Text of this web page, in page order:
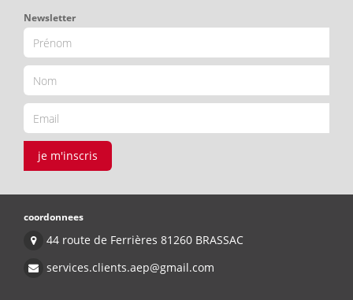
Newsletter
je m'inscris
coordonnees
44 route de Ferrières 81260 BRASSAC
services.clients.aep@gmail.com